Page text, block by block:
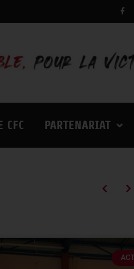
CFC PARTENARIAT